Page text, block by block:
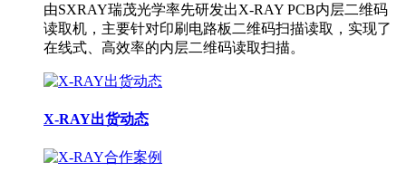
由SXRAY瑞茂光学率先研发出X-RAY PCB内层二维码
读取机，主要针对印刷电路板二维码扫描读取，实现了
在线式、高效率的内层二维码读取扫描。
X-RAY出货动态